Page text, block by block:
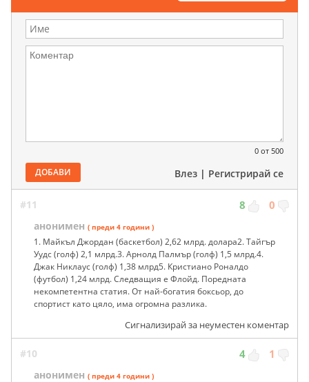
0 от 500
ДОБАВИ Влез | Регистрирай се
#11 8 0
анонимен ( преди 4 години )
1. Майкъл Джордан (баскетбол) 2,62 млрд. долара2. Тайгър
Уудс (голф) 2,1 млрд.3. Арнолд Палмър (голф) 1,5 млрд.4.
Джак Никлаус (голф) 1,38 млрд5. Кристиано Роналдо
(футбол) 1,24 млрд. Следващия е Флойд. Поредната
некомпетентна статия. От най-богатия боксьор, до
спортист като цяло, има огромна разлика.
Сигнализирай за неуместен коментар
#10 4 1
анонимен ( преди 4 години )